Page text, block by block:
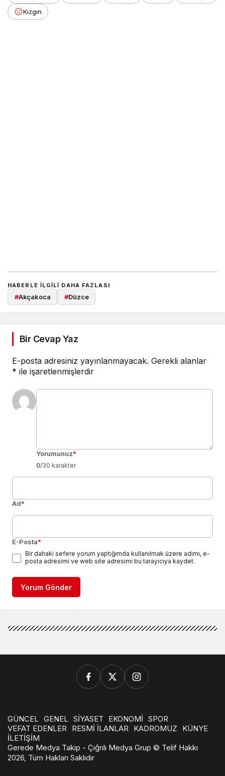
Kızgın
HABERLE ILGILI DAHA FAZLASI
#Akçakoca #Düzce
Bir Cevap Yaz
E-posta adresiniz yayınlanmayacak. Gerekli alanlar
* ile işaretlenmişlerdir
Yorumunuz*
0/30 karakter
Ad*
E-Posta*
Bir dahaki sefere yorum yaptığımda kullanılmak üzere adımı, e-
posta adresimi ve web site adresimi bu tarayıcıya kaydet.
Yorum Gönder
GÜNCEL GENEL SİYASET EKONOMİ SPOR
VEFAT EDENLER RESMİ İLANLAR KADROMUZ
KÜNYE
İLETİŞİM
Gerede Medya Takip - Çığrılı Medya Grup © Telif Hakkı
2026, Tüm Hakları Saklıdır